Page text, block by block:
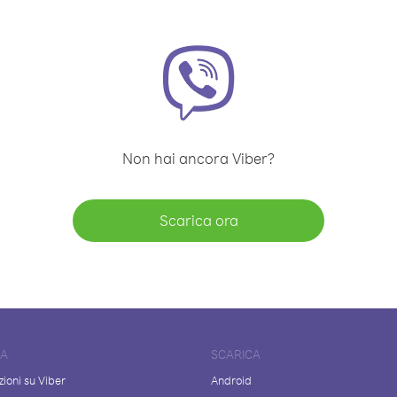
Non hai ancora Viber?
Scarica ora
su Viber
SCARICA
Android